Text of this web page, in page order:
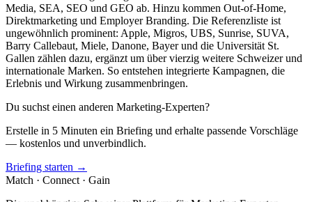
Media, SEA, SEO und GEO ab. Hinzu kommen Out-of-Home,
Direktmarketing und Employer Branding. Die Referenzliste ist
ungewöhnlich prominent: Apple, Migros, UBS, Sunrise, SUVA,
Barry Callebaut, Miele, Danone, Bayer und die Universität St.
Gallen zählen dazu, ergänzt um über vierzig weitere Schweizer und
internationale Marken. So entstehen integrierte Kampagnen, die
Erlebnis und Wirkung zusammenbringen.
Du suchst einen anderen Marketing-Experten?
Erstelle in 5 Minuten ein Briefing und erhalte passende Vorschläge
— kostenlos und unverbindlich.
Briefing starten →
Match · Connect · Gain